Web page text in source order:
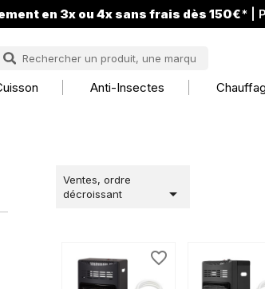
en 3x ou 4x sans frais dès 150€* |
Anti-Insectes
Ventes, ordre
décroissant

favorite_border